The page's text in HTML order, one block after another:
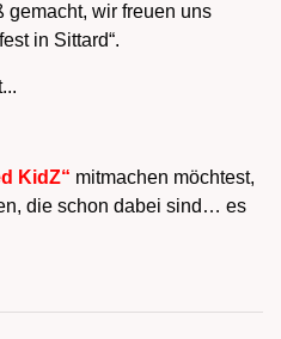
gemacht, wir freuen uns
in Sittard“.
KidZ“ mitmachen möchtest,
die schon dabei sind… es